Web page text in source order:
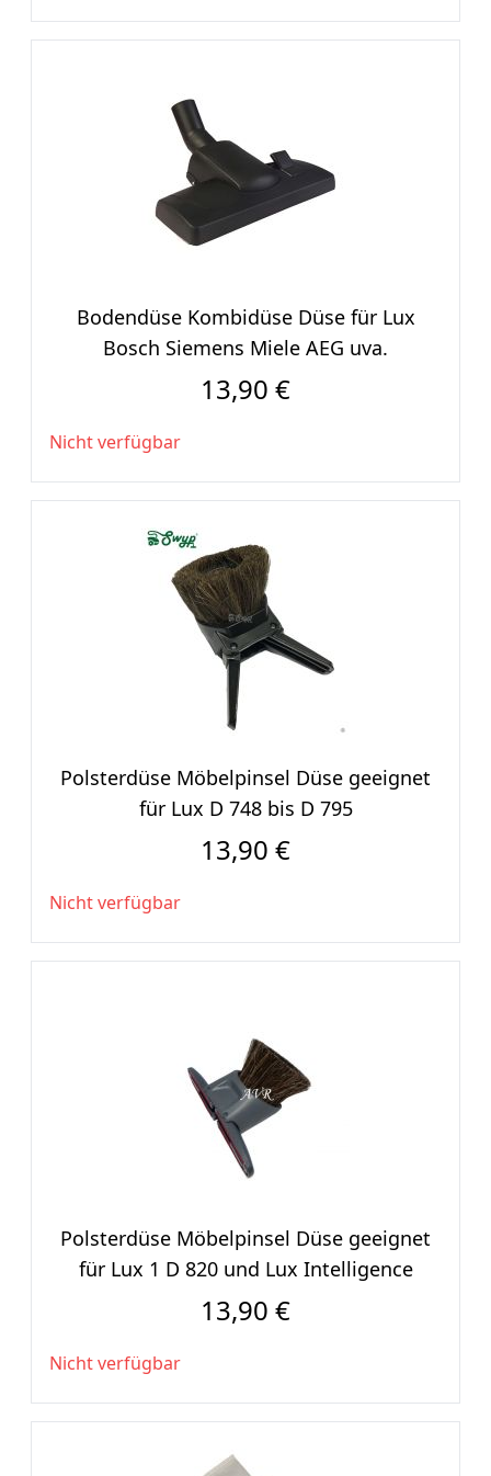
Bodendüse Kombidüse Düse für Lux
Bosch Siemens Miele AEG uva.
13,90 €
Nicht verfügbar
Polsterdüse Möbelpinsel Düse geeignet
für Lux D 748 bis D 795
13,90 €
Nicht verfügbar
Polsterdüse Möbelpinsel Düse geeignet
für Lux 1 D 820 und Lux Intelligence
13,90 €
Nicht verfügbar